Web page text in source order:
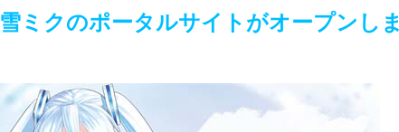
雪ミクのポータルサイトがオープンしま